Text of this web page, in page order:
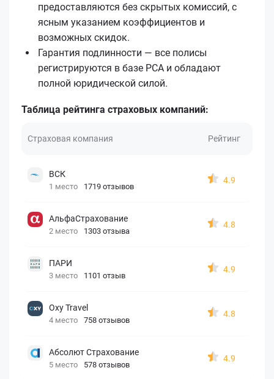
предоставляются без скрытых комиссий, с
ясным указанием коэффициентов и
возможных скидок.
Гарантия подлинности — все полисы
регистрируются в базе РСА и обладают
полной юридической силой.
Таблица рейтинга страховых компаний:
Страховая компания Рейтинг
ВСК
1 место 1719 отзывов
4.9
АльфаСтрахование
2 место 1303 отзыва
4.8
ПАРИ
3 место 1101 отзыв
4.9
Oxy Travel
4 место 758 отзывов
4.8
Абсолют Страхование
5 место 578 отзывов
4.9